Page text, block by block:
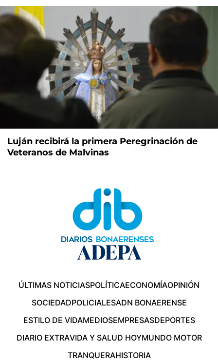
Luján recibirá la primera Peregrinación de
Veteranos de Malvinas
ÚLTIMAS NOTICIASPOLÍTICAECONOMÍAOPINIÓN
SOCIEDADPOLICIALESADN BONAERENSE
ESTILO DE VIDAMEDIOSEMPRESASDEPORTES
DIARIO EXTRAVIDA Y SALUD HOYMUNDO MOTOR
TRANQUERAHISTORIA